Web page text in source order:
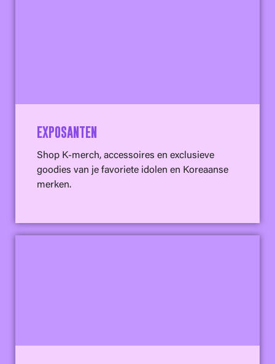
EXPOSANTEN
Shop K-merch, accessoires en exclusieve
goodies van je favoriete idolen en Koreaanse
merken.